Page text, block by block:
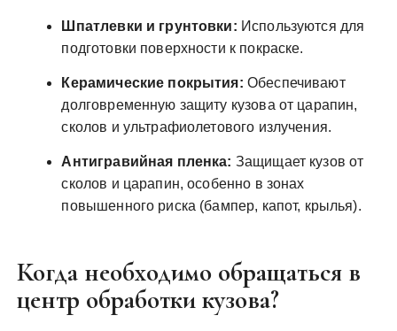
Шпатлевки и грунтовки: Используются для
подготовки поверхности к покраске.
Керамические покрытия: Обеспечивают
долговременную защиту кузова от царапин,
сколов и ультрафиолетового излучения.
Антигравийная пленка: Защищает кузов от
сколов и царапин, особенно в зонах
повышенного риска (бампер, капот, крылья).
Когда необходимо обращаться в
центр обработки кузова?